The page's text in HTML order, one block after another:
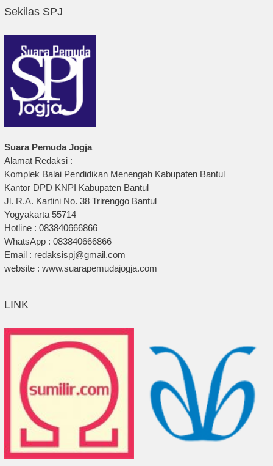
Sekilas SPJ
Suara Pemuda Jogja
Alamat Redaksi :
Komplek Balai Pendidikan Menengah Kabupaten Bantul
Kantor DPD KNPI Kabupaten Bantul
Jl. R.A. Kartini No. 38 Trirenggo Bantul
Yogyakarta 55714
Hotline : 083840666866
WhatsApp : 083840666866
Email : redaksispj@gmail.com
website : www.suarapemudajogja.com
LINK